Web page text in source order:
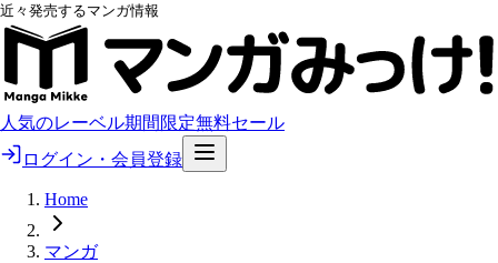
近々発売するマンガ情報
人気のレーベル期間限定無料セール
ログイン・会員登録
Home
マンガ